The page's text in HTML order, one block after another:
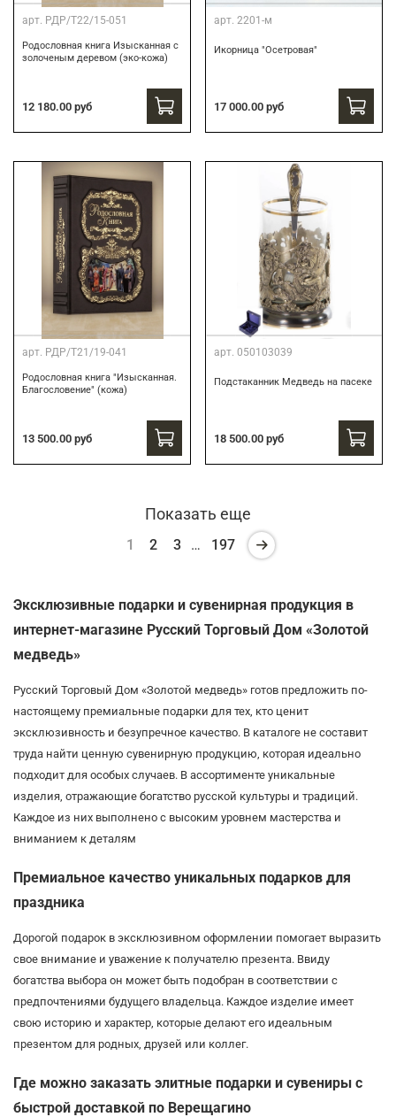
арт. РДР/Т22/15-051
Родословная книга Изысканная с
золоченым деревом (эко-кожа)
12 180.00 руб
арт. 2201-м
Икорница "Осетровая"
17 000.00 руб
арт. РДР/Т21/19-041
Родословная книга "Изысканная.
Благословение" (кожа)
13 500.00 руб
арт. 050103039
Подстаканник Медведь на пасеке
18 500.00 руб
Показать еще
1 2 3 … 197
Эксклюзивные подарки и сувенирная продукция в
интернет-магазине Русский Торговый Дом «Золотой
медведь»
Русский Торговый Дом «Золотой медведь» готов предложить по-
настоящему премиальные подарки для тех, кто ценит
эксклюзивность и безупречное качество. В каталоге не составит
труда найти ценную сувенирную продукцию, которая идеально
подходит для особых случаев. В ассортименте уникальные
изделия, отражающие богатство русской культуры и традиций.
Каждое из них выполнено с высоким уровнем мастерства и
вниманием к деталям
Премиальное качество уникальных подарков для
праздника
Дорогой подарок в эксклюзивном оформлении помогает выразить
свое внимание и уважение к получателю презента. Ввиду
богатства выбора он может быть подобран в соответствии с
предпочтениями будущего владельца. Каждое изделие имеет
свою историю и характер, которые делают его идеальным
презентом для родных, друзей или коллег.
Где можно заказать элитные подарки и сувениры с
быстрой доставкой по Верещагино